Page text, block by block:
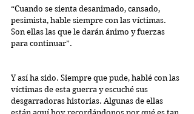
“Cuando se sienta desanimado, cansado,
pesimista, hable siempre con las víctimas.
Son ellas las que le darán ánimo y fuerzas
para continuar”.
Y así ha sido. Siempre que pude, hablé con las
víctimas de esta guerra y escuché sus
desgarradoras historias. Algunas de ellas